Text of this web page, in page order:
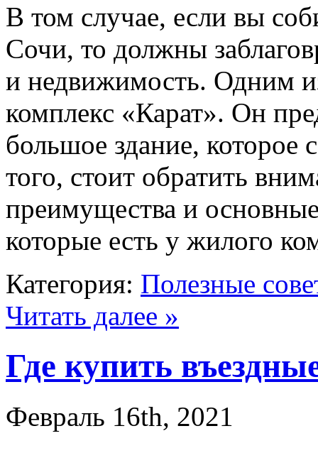
В том случае, если вы
Сочи, то должны
и недвижимость. Одним
комплекс «Карат». Он
большое здание, которое
того, стоит обратить
преимущества и
которые есть у жилого
Категория: Полезные
Читать далее »
Где купить
Февраль 16th, 2021